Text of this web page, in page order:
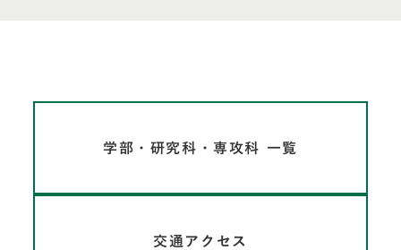
学部・研究科・専攻科 一覧
交通アクセス